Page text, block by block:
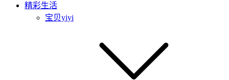
精彩生活
宝贝yiyi